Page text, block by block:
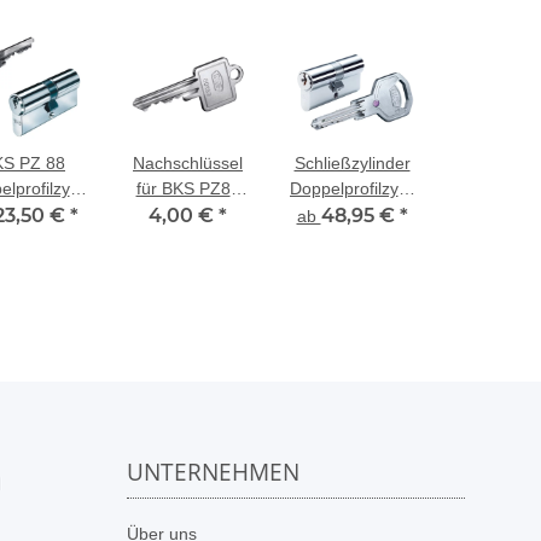
PZ 88
€ *
Nachschlüssel
für BKS PZ88
Nummernkreis
4,00 € *
Schließzylinder
Doppelprofilzylinder
BKS belvius
ab 48,95 € *
UNTERNEHMEN
Über uns